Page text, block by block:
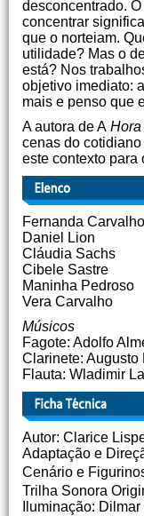
desconcentrado.
concentrar
que o norteiam.
utilidade? Mas o
está? Nos
objetivo imediato:
mais e penso que
A autora de A Hora
cenas do
este contexto para
Fernanda
Daniel Lion
Cláudia Sachs
Cibele Sastre
Maninha Pedroso
Vera Carvalho
Músicos
Fagote: Adolfo
Clarinete: Augusto
Flauta: Wladimir
Autor: Clarice
Adaptação e
Cenário e
Trilha Sonora
Iluminação: